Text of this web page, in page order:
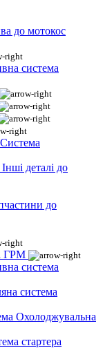
до мотокос
система
Система
Інші деталі до
до
ГРМ
система
система
Охолоджувальна
стартера